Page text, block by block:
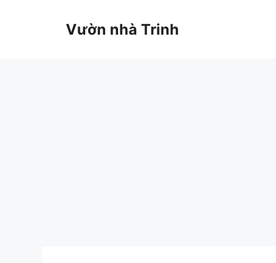
Vườn nhà Trinh